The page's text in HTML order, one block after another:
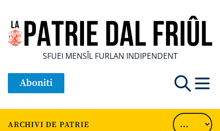
SFUEI MENSÎL FURLAN INDIPENDENT
Aboniti
ARCHIVI DE PATRIE